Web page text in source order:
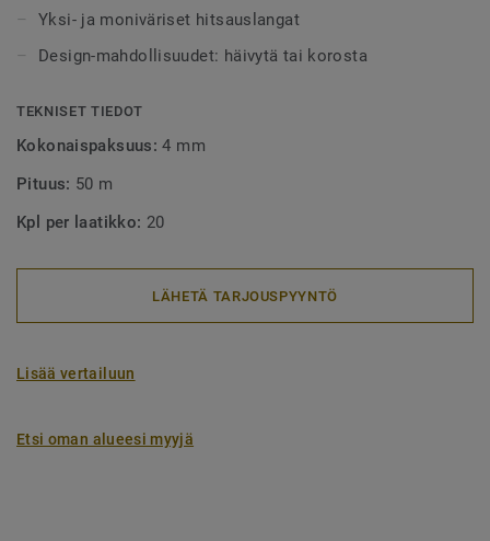
Yksi- ja moniväriset hitsauslangat
Design-mahdollisuudet: häivytä tai korosta
TEKNISET TIEDOT
Kokonaispaksuus:4 mm
Pituus: 50 m
Kpl per laatikko: 20
LÄHETÄ TARJOUSPYYNTÖ
Lisää vertailuun
Etsi oman alueesi myyjä